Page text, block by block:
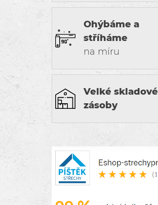
Ohýbáme a
stříháme
na míru
Velké skladové
zásoby